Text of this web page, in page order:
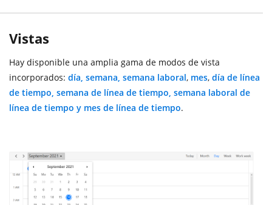
Vistas
Hay disponible una amplia gama de modos de vista
incorporados: día, semana, semana laboral, mes, día de línea
de tiempo, semana de línea de tiempo, semana laboral de
línea de tiempo y mes de línea de tiempo.